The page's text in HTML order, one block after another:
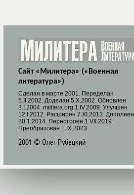
Сайт «Милитера» («Военная
литература»)
Cделан в марте 2001. Переделан
5.II.2002. Доделан 5.X.2002. Обновлен
3.I.2004. militera.org 1.IV.2009. Улучшен
12.I.2012. Расширен 7.XI.2013. Дополнен
20.1.2014. Перестроен 1.VII.2019.
Преобразован 1.IX.2023.
2001 © Олег Рубецкий